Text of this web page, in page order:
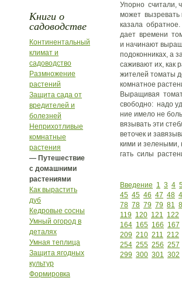
Книги о
садоводстве
Континентальный
климат и
садоводство
Размножение
растений
Защита сада от
вредителей и
болезней
Неприхотливые
комнатные
растения
— Путешествие
с домашними
растениями
Как вырастить
дуб
Кедровые сосны
Умный огород в
деталях
Умная теплица
Защита ягодных
культур
Формировка
Упорно считали,
может вызревать
казала
дает времени
и начинают
подоконниках, а
саживают их, как
жителей томаты
комнатное
Выращивая
свободно: надо
ние имело не
вязывать эти
веточек и
кими и
гать силы
Введение 1 3 4
45 45 46 47 48
78 78 79 79 81
119 120 121 122
164 165 166 167
209 210 211 212
254 255 256 257
299 300 301 302